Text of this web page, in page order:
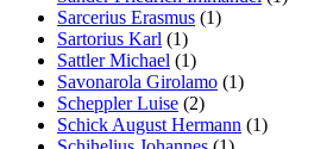
Sarcerius Erasmus (1)
Sartorius Karl (1)
Sattler Michael (1)
Savonarola Girolamo (1)
Scheppler Luise (2)
Schick August Hermann (1)